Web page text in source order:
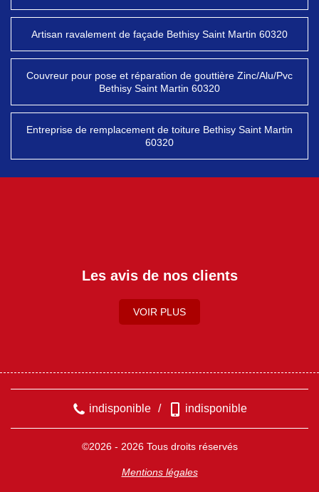
Artisan ravalement de façade Bethisy Saint Martin 60320
Couvreur pour pose et réparation de gouttière Zinc/Alu/Pvc
Bethisy Saint Martin 60320
Entreprise de remplacement de toiture Bethisy Saint Martin
60320
Les avis de nos clients
VOIR PLUS
indisponible / indisponible
©2026 - 2026 Tous droits réservés
Mentions légales